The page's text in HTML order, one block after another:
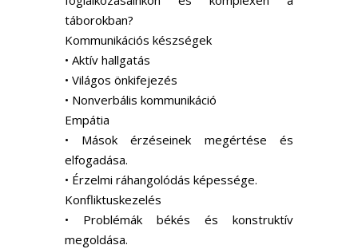
táborokban?
Kommunikációs készségek
• Aktív hallgatás
• Világos önkifejezés
• Nonverbális kommunikáció
Empátia
• Mások érzéseinek megértése és
elfogadása.
• Érzelmi ráhangolódás képessége.
Konfliktuskezelés
• Problémák békés és konstruktív
megoldása.